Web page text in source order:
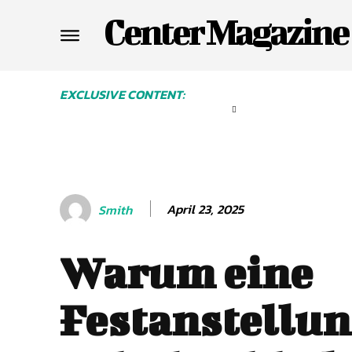
Center Magazine
EXCLUSIVE CONTENT:
Smith April 23, 2025
Warum eine